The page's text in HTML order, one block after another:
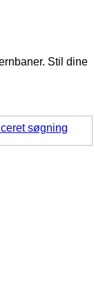
Stil dine
søgning